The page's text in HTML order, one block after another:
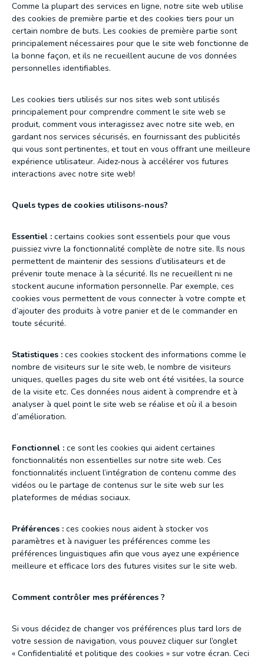
Comme la plupart des services en ligne, notre site web utilise
des cookies de première partie et des cookies tiers pour un
certain nombre de buts. Les cookies de première partie sont
principalement nécessaires pour que le site web fonctionne de
la bonne façon, et ils ne recueillent aucune de vos données
personnelles identifiables.
Les cookies tiers utilisés sur nos sites web sont utilisés
principalement pour comprendre comment le site web se
produit, comment vous interagissez avec notre site web, en
gardant nos services sécurisés, en fournissant des publicités
qui vous sont pertinentes, et tout en vous offrant une meilleure
expérience utilisateur. Aidez-nous à accélérer vos futures
interactions avec notre site web!
Quels types de cookies utilisons-nous?
Essentiel : certains cookies sont essentiels pour que vous
puissiez vivre la fonctionnalité complète de notre site. Ils nous
permettent de maintenir des sessions d’utilisateurs et de
prévenir toute menace à la sécurité. Ils ne recueillent ni ne
stockent aucune information personnelle. Par exemple, ces
cookies vous permettent de vous connecter à votre compte et
d’ajouter des produits à votre panier et de le commander en
toute sécurité.
Statistiques : ces cookies stockent des informations comme le
nombre de visiteurs sur le site web, le nombre de visiteurs
uniques, quelles pages du site web ont été visitées, la source
de la visite etc. Ces données nous aident à comprendre et à
analyser à quel point le site web se réalise et où il a besoin
d’amélioration.
Fonctionnel : ce sont les cookies qui aident certaines
fonctionnalités non essentielles sur notre site web. Ces
fonctionnalités incluent l’intégration de contenu comme des
vidéos ou le partage de contenus sur le site web sur les
plateformes de médias sociaux.
Préférences : ces cookies nous aident à stocker vos
paramètres et à naviguer les préférences comme les
préférences linguistiques afin que vous ayez une expérience
meilleure et efficace lors des futures visites sur le site web.
Comment contrôler mes préférences ?
Si vous décidez de changer vos préférences plus tard lors de
votre session de navigation, vous pouvez cliquer sur l’onglet
« Confidentialité et politique des cookies » sur votre écran. Ceci